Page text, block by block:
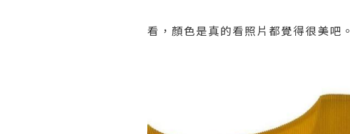
看，顏色是真的看照片都覺得很美吧。